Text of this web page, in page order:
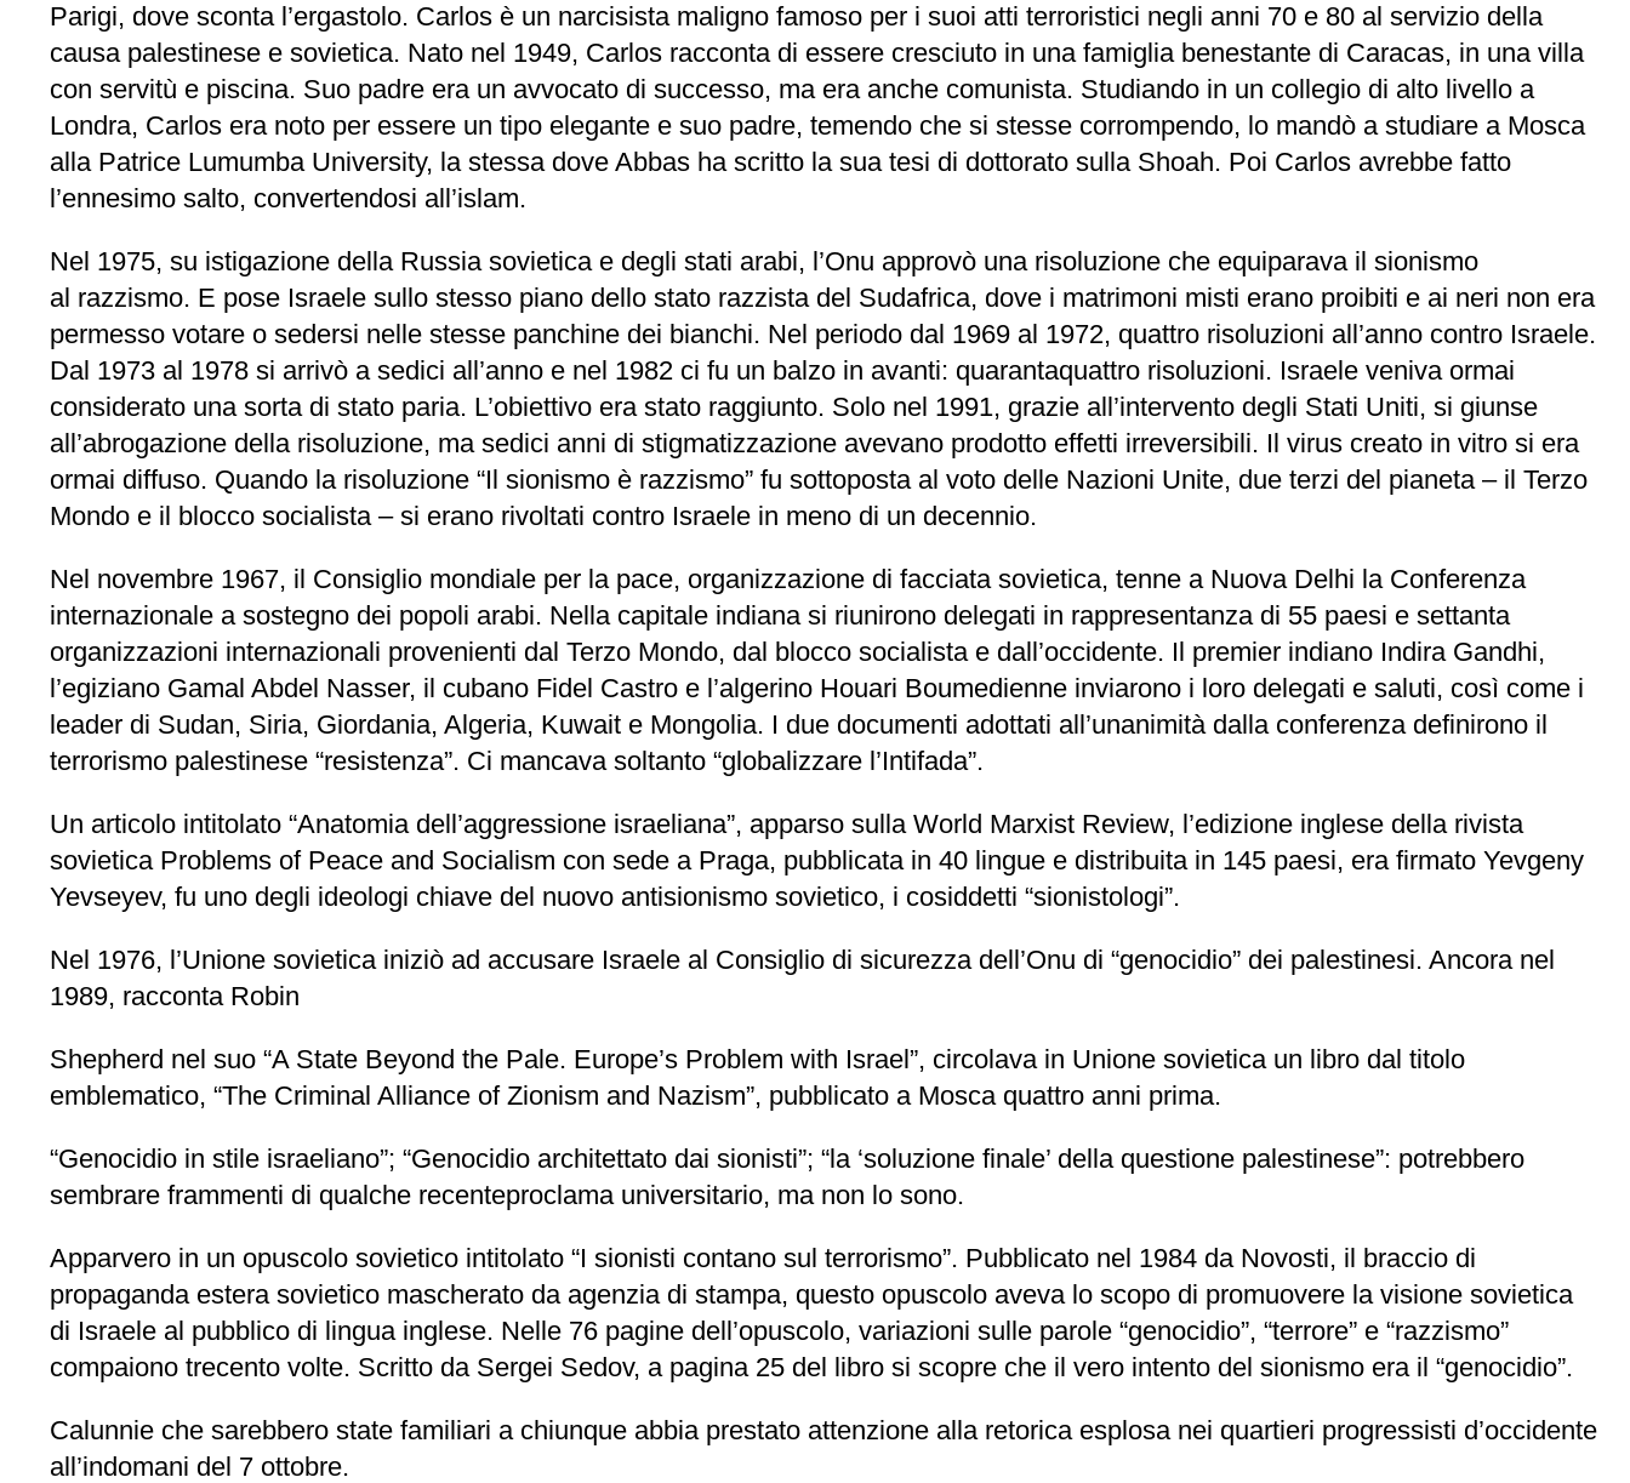
Parigi, dove sconta l’ergastolo. Carlos è un narcisista maligno famoso per i suoi atti terroristici negli anni 70 e 80 al servizio della
causa palestinese e sovietica. Nato nel 1949, Carlos racconta di essere cresciuto in una famiglia benestante di Caracas, in una villa
con servitù e piscina. Suo padre era un avvocato di successo, ma era anche comunista. Studiando in un collegio di alto livello a
Londra, Carlos era noto per essere un tipo elegante e suo padre, temendo che si stesse corrompendo, lo mandò a studiare a Mosca
alla Patrice Lumumba University, la stessa dove Abbas ha scritto la sua tesi di dottorato sulla Shoah. Poi Carlos avrebbe fatto
l’ennesimo salto, convertendosi all’islam.
Nel 1975, su istigazione della Russia sovietica e degli stati arabi, l’Onu approvò una risoluzione che equiparava il sionismo
al razzismo. E pose Israele sullo stesso piano dello stato razzista del Sudafrica, dove i matrimoni misti erano proibiti e ai neri non era
permesso votare o sedersi nelle stesse panchine dei bianchi. Nel periodo dal 1969 al 1972, quattro risoluzioni all’anno contro Israele.
Dal 1973 al 1978 si arrivò a sedici all’anno e nel 1982 ci fu un balzo in avanti: quarantaquattro risoluzioni. Israele veniva ormai
considerato una sorta di stato paria. L’obiettivo era stato raggiunto. Solo nel 1991, grazie all’intervento degli Stati Uniti, si giunse
all’abrogazione della risoluzione, ma sedici anni di stigmatizzazione avevano prodotto effetti irreversibili. Il virus creato in vitro si era
ormai diffuso. Quando la risoluzione “Il sionismo è razzismo” fu sottoposta al voto delle Nazioni Unite, due terzi del pianeta – il Terzo
Mondo e il blocco socialista – si erano rivoltati contro Israele in meno di un decennio.
Nel novembre 1967, il Consiglio mondiale per la pace, organizzazione di facciata sovietica, tenne a Nuova Delhi la Conferenza
internazionale a sostegno dei popoli arabi. Nella capitale indiana si riunirono delegati in rappresentanza di 55 paesi e settanta
organizzazioni internazionali provenienti dal Terzo Mondo, dal blocco socialista e dall’occidente. Il premier indiano Indira Gandhi,
l’egiziano Gamal Abdel Nasser, il cubano Fidel Castro e l’algerino Houari Boumedienne inviarono i loro delegati e saluti, così come i
leader di Sudan, Siria, Giordania, Algeria, Kuwait e Mongolia. I due documenti adottati all’unanimità dalla conferenza definirono il
terrorismo palestinese “resistenza”. Ci mancava soltanto “globalizzare l’Intifada”.
Un articolo intitolato “Anatomia dell’aggressione israeliana”, apparso sulla World Marxist Review, l’edizione inglese della rivista
sovietica Problems of Peace and Socialism con sede a Praga, pubblicata in 40 lingue e distribuita in 145 paesi, era firmato Yevgeny
Yevseyev, fu uno degli ideologi chiave del nuovo antisionismo sovietico, i cosiddetti “sionistologi”.
Nel 1976, l’Unione sovietica iniziò ad accusare Israele al Consiglio di sicurezza dell’Onu di “genocidio” dei palestinesi. Ancora nel
1989, racconta Robin
Shepherd nel suo “A State Beyond the Pale. Europe’s Problem with Israel”, circolava in Unione sovietica un libro dal titolo
emblematico, “The Criminal Alliance of Zionism and Nazism”, pubblicato a Mosca quattro anni prima.
“Genocidio in stile israeliano”; “Genocidio architettato dai sionisti”; “la ‘soluzione finale’ della questione palestinese”: potrebbero
sembrare frammenti di qualche recenteproclama universitario, ma non lo sono.
Apparvero in un opuscolo sovietico intitolato “I sionisti contano sul terrorismo”. Pubblicato nel 1984 da Novosti, il braccio di
propaganda estera sovietico mascherato da agenzia di stampa, questo opuscolo aveva lo scopo di promuovere la visione sovietica
di Israele al pubblico di lingua inglese. Nelle 76 pagine dell’opuscolo, variazioni sulle parole “genocidio”, “terrore” e “razzismo”
compaiono trecento volte. Scritto da Sergei Sedov, a pagina 25 del libro si scopre che il vero intento del sionismo era il “genocidio”.
Calunnie che sarebbero state familiari a chiunque abbia prestato attenzione alla retorica esplosa nei quartieri progressisti d’occidente
all’indomani del 7 ottobre.